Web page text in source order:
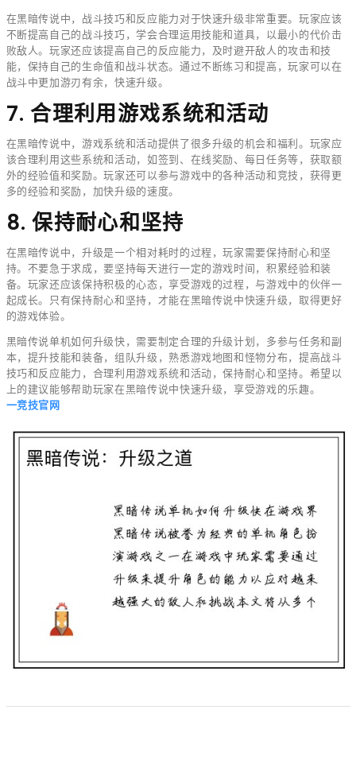
在黑暗传说中，战斗技巧和反应能力对于快速升级非常重要。玩家应该
不断提高自己的战斗技巧，学会合理运用技能和道具，以最小的代价击
败敌人。玩家还应该提高自己的反应能力，及时避开敌人的攻击和技
能，保持自己的生命值和战斗状态。通过不断练习和提高，玩家可以在
战斗中更加游刃有余，快速升级。
7. 合理利用游戏系统和活动
在黑暗传说中，游戏系统和活动提供了很多升级的机会和福利。玩家应
该合理利用这些系统和活动，如签到、在线奖励、每日任务等，获取额
外的经验值和奖励。玩家还可以参与游戏中的各种活动和竞技，获得更
多的经验和奖励，加快升级的速度。
8. 保持耐心和坚持
在黑暗传说中，升级是一个相对耗时的过程，玩家需要保持耐心和坚
持。不要急于求成，要坚持每天进行一定的游戏时间，积累经验和装
备。玩家还应该保持积极的心态，享受游戏的过程，与游戏中的伙伴一
起成长。只有保持耐心和坚持，才能在黑暗传说中快速升级，取得更好
的游戏体验。
黑暗传说单机如何升级快，需要制定合理的升级计划，多参与任务和副
本，提升技能和装备，组队升级，熟悉游戏地图和怪物分布，提高战斗
技巧和反应能力，合理利用游戏系统和活动，保持耐心和坚持。希望以
上的建议能够帮助玩家在黑暗传说中快速升级，享受游戏的乐趣。
一竞技官网